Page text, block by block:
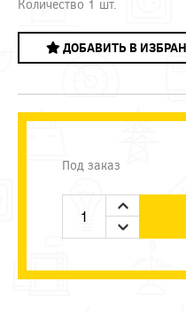
Количество 1 шт.
ДОБАВИТЬ В
Под заказ